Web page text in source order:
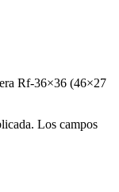
Rf-36×36 (46×27
Los campos